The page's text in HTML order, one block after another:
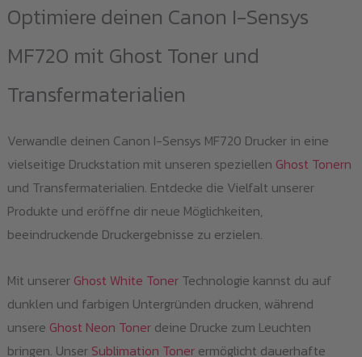
Optimiere deinen Canon I-Sensys
MF720 mit Ghost Toner und
Transfermaterialien
Verwandle deinen Canon I-Sensys MF720 Drucker in eine
vielseitige Druckstation mit unseren speziellen Ghost Tonern
und Transfermaterialien. Entdecke die Vielfalt unserer
Produkte und eröffne dir neue Möglichkeiten,
beeindruckende Druckergebnisse zu erzielen.
Mit unserer Ghost White TonerTechnologie kannst du auf
dunklen und farbigen Untergründen drucken, während
unsere Ghost Neon Tonerdeine Drucke zum Leuchten
bringen. Unser Sublimation Tonerermöglicht dauerhafte